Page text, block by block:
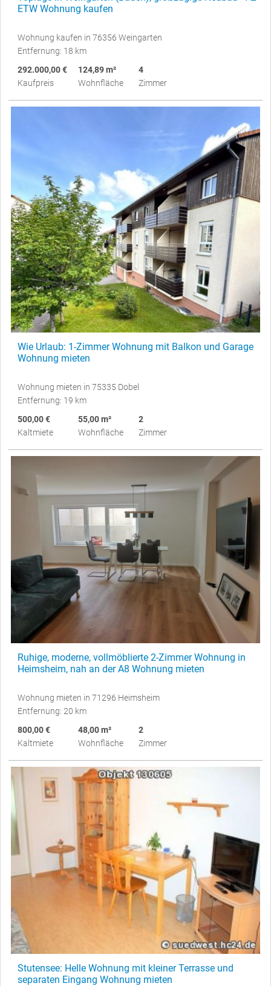
ETW Wohnung kaufen
Wohnung kaufen in 76356 Weingarten
Entfernung: 18 km
292.000,00 €
Kaufpreis
124,89 m²
Wohnfläche
4
Zimmer
Wie Urlaub: 1-Zimmer Wohnung mit Balkon und Garage
Wohnung mieten
Wohnung mieten in 75335 Dobel
Entfernung: 19 km
500,00 €
Kaltmiete
55,00 m²
Wohnfläche
2
Zimmer
Ruhige, moderne, vollmöblierte 2-Zimmer Wohnung in
Heimsheim, nah an der A8 Wohnung mieten
Wohnung mieten in 71296 Heimsheim
Entfernung: 20 km
800,00 €
Kaltmiete
48,00 m²
Wohnfläche
2
Zimmer
Stutensee: Helle Wohnung mit kleiner Terrasse und
separaten Eingang Wohnung mieten